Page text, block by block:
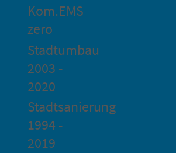
Kom.EMS
zero
Stadtumbau
2003 -
2020
Stadtsanierung
1994 -
2019